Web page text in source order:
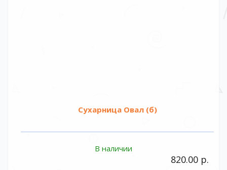
Сухарница Овал (б)
В наличии
820.00 р.